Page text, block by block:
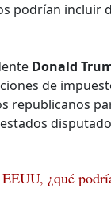
podrían incluir
Donald
de
republicanos
¿qué